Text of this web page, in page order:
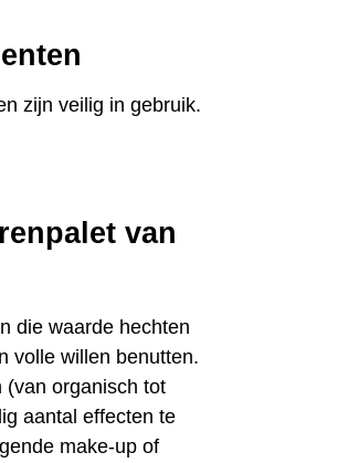
zijn veilig in gebruik.
van
die waarde hechten
volle willen benutten.
(van organisch tot
aantal effecten te
make-up of